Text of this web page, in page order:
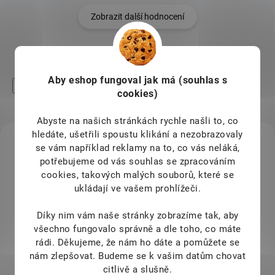
Aby eshop fungoval jak má (souhlas s
cookies)
Abyste na našich stránkách rychle našli to, co
hledáte, ušetřili spoustu klikání a nezobrazovaly
se vám například reklamy na to, co vás neláká,
potřebujeme od vás souhlas se zpracováním
cookies, takových malých souborů, které se
ukládají ve vašem prohlížeči.
Díky nim vám naše stránky zobrazíme tak, aby
všechno fungovalo správně a dle toho, co máte
rádi. Děkujeme, že nám ho dáte a pomůžete se
nám zlepšovat. Budeme se k vašim datům chovat
citlivě a slušně.
Zobrazit další hodnocení
High-contrast mode
Mohlo by Vás zajímat
KÓD:
10006